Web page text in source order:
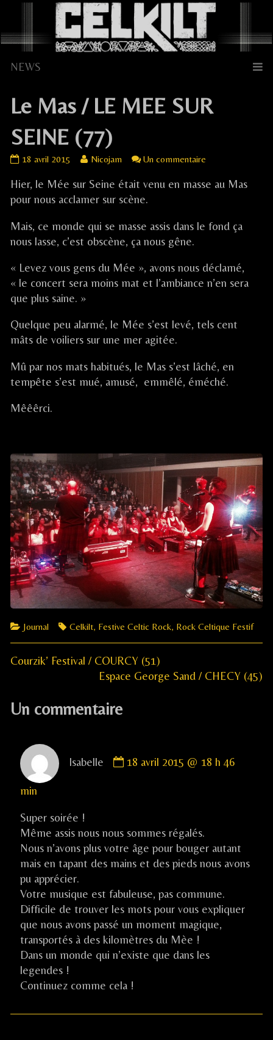
content
Le Mas / LE MEE SUR
SEINE (77)
Le
/
LE
SUR
SEINE
(77)
on
18 avril 2015
Read
posts
by
author
of
Le
/
LE
SEINE
(77),
Nicojam Un commentaire
Mas
MEE
(77)
Hier, le Mée sur Seine était venu en masse au Mas
pour nous acclamer sur scène.
Mais, ce monde qui se masse assis dans le fond ça
nous lasse, c’est obscène, ça nous gêne.
« Levez vous gens du Mée », avons nous déclamé,
« le concert sera moins mat et l’ambiance n’en sera
que plus saine. »
Quelque peu alarmé, le Mée s’est levé, tels cent
mâts de voiliers sur une mer agitée.
Mû par nos mats habitués, le Mas s’est lâché, en
tempête s’est mué, amusé, emmêlé, éméché.
Mêêêrci.
Categories
Journal Tags
Celkilt, Festive Celtic Rock, Rock Celtique Festif
Navigation
l’article
Previous
Courzik’ Festival / COURCY (51)
Next
Espace George Sand / CHECY (45)
Un commentaire
Isabelle
by
18 avril 2015 @ 18 h 46
min
Super soirée !
Même assis nous nous sommes régalés.
Nous n’avons plus votre âge pour bouger autant
mais en tapant des mains et des pieds nous avons
pu apprécier.
Votre musique est fabuleuse, pas commune.
Difficile de trouver les mots pour vous expliquer
que nous avons passé un moment magique,
transportés à des kilomètres du Mèe !
Dans un monde qui n’existe que dans les
legendes !
Continuez comme cela !